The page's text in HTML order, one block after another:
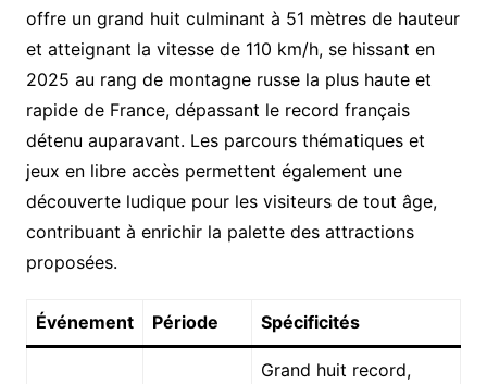
offre un grand huit culminant à 51 mètres de hauteur
et atteignant la vitesse de 110 km/h, se hissant en
2025 au rang de montagne russe la plus haute et
rapide de France, dépassant le record français
détenu auparavant. Les parcours thématiques et
jeux en libre accès permettent également une
découverte ludique pour les visiteurs de tout âge,
contribuant à enrichir la palette des attractions
proposées.
Événement Période Spécificités
Grand huit record,